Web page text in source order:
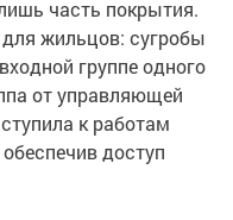
часть покрытия.
жильцов: сугробы
группе одного
от управляющей
к работам
доступ